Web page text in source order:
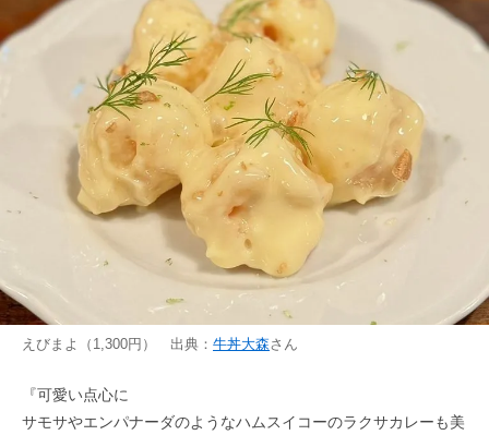
えびまよ（1,300円） 出典： 牛丼大森さん
『可愛い点心に
サモサやエンパナーダのようなハムスイコーのラクサカレーも美